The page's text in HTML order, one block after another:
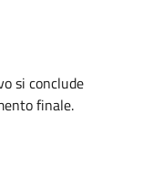
si conclude
finale.